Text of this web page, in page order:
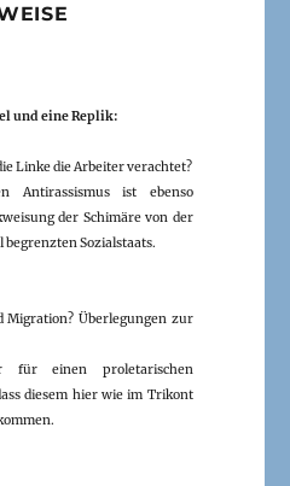
und eine Replik:
Linke die Arbeiter verachtet?
Antirassismus ist ebenso
der Schimäre von der
Sozialstaats.
Migration? Überlegungen zur
für einen proletarischen
diesem hier wie im Trikont